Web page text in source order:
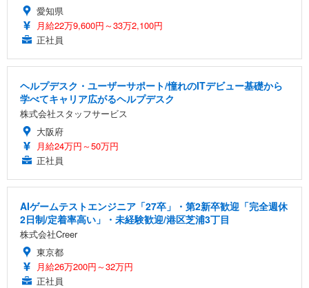
愛知県
月給22万9,600円～33万2,100円
正社員
ヘルプデスク・ユーザーサポート/憧れのITデビュー基礎から
学べてキャリア広がるヘルプデスク
株式会社スタッフサービス
大阪府
月給24万円～50万円
正社員
AIゲームテストエンジニア「27卒」・第2新卒歓迎「完全週休
2日制/定着率高い」・未経験歓迎/港区芝浦3丁目
株式会社Creer
東京都
月給26万200円～32万円
正社員